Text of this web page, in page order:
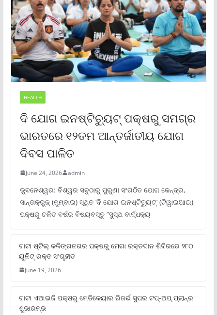
HEALTH
ଦି ଯୋଗ ଇନଷ୍ଟିଚ୍ୟୁଟ୍ ପକ୍ଷରୁ ସମଗ୍ର
ଭାରତରେ ୧୨ତମ ଆନ୍ତର୍ଜାତୀୟ ଯୋଗ
ଦିବସ ପାଳିତ
June 24, 2026 admin
ଭୁବନେଶ୍ୱର: ବିଶ୍ୱର ସବୁଠାରୁ ପୁରୁଣା ସଂଗଠିତ ଯୋଗ କେନ୍ଦ୍ର,
ସାନ୍ତାକ୍ରୁଜ୍ (ମୁମ୍ବାଇ) ସ୍ଥିତ ‘ଦି ଯୋଗ ଇନଷ୍ଟିଚ୍ୟୁଟ୍‌’ (ଟିୱାଇଆଇ),
ପକ୍ଷରୁ ଚଳିତ ବର୍ଷର ବିଷୟବସ୍ତୁ “ସୁସ୍ଥ ବାର୍ଦ୍ଧକ୍ୟ
ଟାଟା ଷ୍ଟିଲ୍‌ କଳିଙ୍ଗନଗର ପକ୍ଷରୁ ମେଗା ରକ୍ତଦାନ ଶିବିରରେ ୨୮୦
ୟୁନିଟ୍‌ ରକ୍ତ ସଂଗୃହୀତ
June 19, 2026
ଟାଟା ଏଆଇଜି ପକ୍ଷରୁ ମେଡିକେୟାର ରିଜର୍ଭ ସୁପର ଟପ୍‌-ଅପ୍ ପ୍ଲାନ୍‌ର
ଶୁଭାରମ୍ଭ